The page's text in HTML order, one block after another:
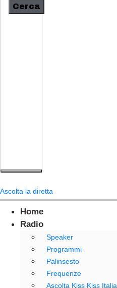
Cerca
Ascolta la diretta
Home
Radio
Speaker
Programmi
Palinsesto
Frequenze
Ascolta Kiss Kiss Italia